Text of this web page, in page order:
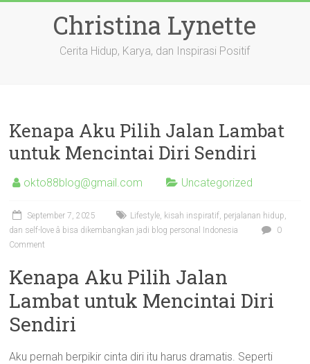
Christina Lynette
Cerita Hidup, Karya, dan Inspirasi Positif
Kenapa Aku Pilih Jalan Lambat
untuk Mencintai Diri Sendiri
okto88blog@gmail.com Uncategorized
September 7, 2025
Lifestyle, kisah inspiratif, perjalanan hidup,
dan self-love â bisa dikembangkan jadi blog personal Indonesia
0
Comment
Kenapa Aku Pilih Jalan
Lambat untuk Mencintai Diri
Sendiri
Aku pernah berpikir cinta diri itu harus dramatis. Seperti